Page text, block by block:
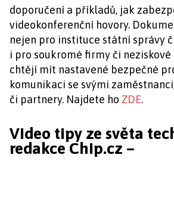
doporučení a příkladů, jak
videokonferenční hovory.
nejen pro instituce státní správy
i pro soukromé firmy či
chtějí mít nastavené bezpečné
komunikaci se svými
či partnery. Najdete ho ZDE.
Video tipy ze světa
redakce Chip.cz –